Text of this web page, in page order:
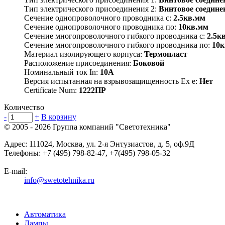
Тип электрического присоединения 2: Винтовое
Сечение однопроволочного проводника с: 2.5кв.мм
Сечение однопроволочного проводника по: 10кв.мм
Сечение многопроволочного гибкого проводника с:
Сечение многопроволочного гибкого проводника по:
Материал изолирующего корпуса: Термопласт
Расположение присоединения: Боковой
Номинальный ток In: 10А
Версия испытанная на взрывозащищенность Ex е: Нет
Certificate Num: 1222ПР
Количество
-
+ В корзину
© 2005 - 2026 Группа компаний "Светотехника"
Адрес: 111024, Москва, ул. 2-я Энтузиастов, д. 5, оф.9Д
Телефоны: +7 (495) 798-82-47, +7(495) 798-05-32
E-mail:
info@swetotehnika.ru
Автоматика
Лампы